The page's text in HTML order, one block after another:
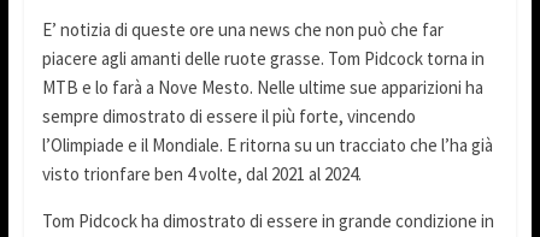
E’ notizia di queste ore una news che non può che far
piacere agli amanti delle ruote grasse. Tom Pidcock torna in
MTB e lo farà a Nove Mesto. Nelle ultime sue apparizioni ha
sempre dimostrato di essere il più forte, vincendo
l’Olimpiade e il Mondiale. E ritorna su un tracciato che l’ha già
visto trionfare ben 4 volte, dal 2021 al 2024.
Tom Pidcock ha dimostrato di essere in grande condizione in